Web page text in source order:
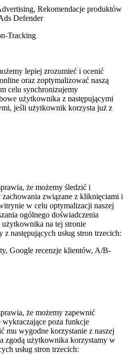
Rekomendacje produktów
Defender
Tracking
lepiej zrozumieć i ocenić
oraz zoptymalizować naszą
celu synchronizujemy
użytkownika z następującymi
jeśli użytkownik korzysta już z
że możemy śledzić i
związane z kliknięciami i
w celu optymalizacji naszej
ogólnego doświadczenia
na tej stronie
następujących usług stron trzecich:
Google recenzje klientów, A/B-
że możemy zapewnić
poza funkcje
mu wygodne korzystanie z naszej
zgodą użytkownika korzystamy w
usług stron trzecich: